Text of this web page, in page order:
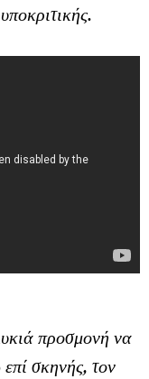
προσμονή να
σκηνής, τον